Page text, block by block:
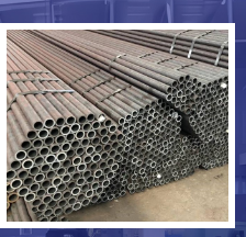
主要应用行业
高温性能和耐腐蚀性，广泛
......
主要应用行业
石油天然气、化工、电力、